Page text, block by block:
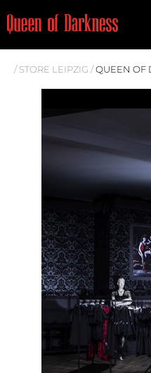
Best
Plus
Store
Sale
/ STORE LEIPZIG /QUEEN OF